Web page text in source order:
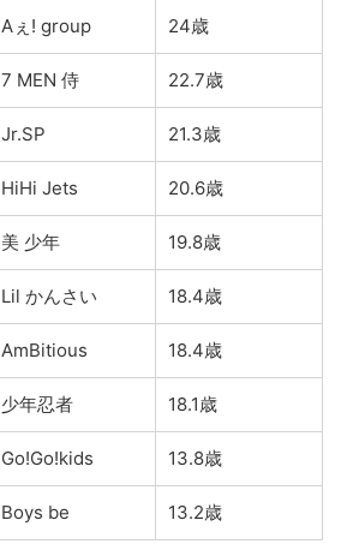
Aぇ! group 24歳
7 MEN 侍 22.7歳
Jr.SP 21.3歳
HiHi Jets 20.6歳
美 少年 19.8歳
Lil かんさい 18.4歳
AmBitious 18.4歳
少年忍者 18.1歳
Go!Go!kids 13.8歳
Boys be 13.2歳